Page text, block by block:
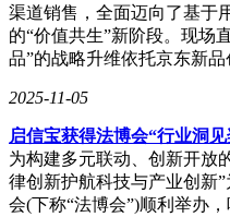
渠道销售，全面迈向了基于
的“价值共生”新阶段。现场
品”的战略升维依托京东新品
2025-11-05
启信宝获得法博会“行业洞
为构建多元联动、创新开放
律创新护航科技与产业创新
会(下称“法博会”)顺利举办